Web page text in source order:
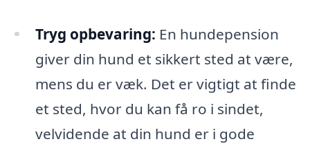
Tryg opbevaring: En hundepension
giver din hund et sikkert sted at være,
mens du er væk. Det er vigtigt at finde
et sted, hvor du kan få ro i sindet,
velvidende at din hund er i gode